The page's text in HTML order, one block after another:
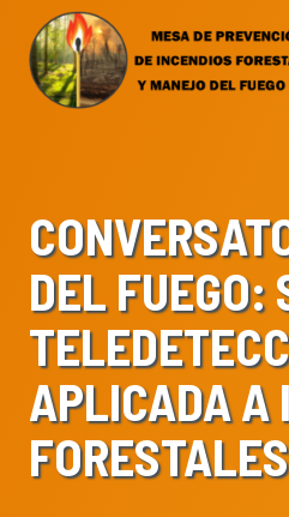
content
DEL FUEGO:
APLICADA A
FORESTALES